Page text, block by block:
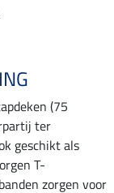
(75
ter
geschikt als
T-
zorgen voor